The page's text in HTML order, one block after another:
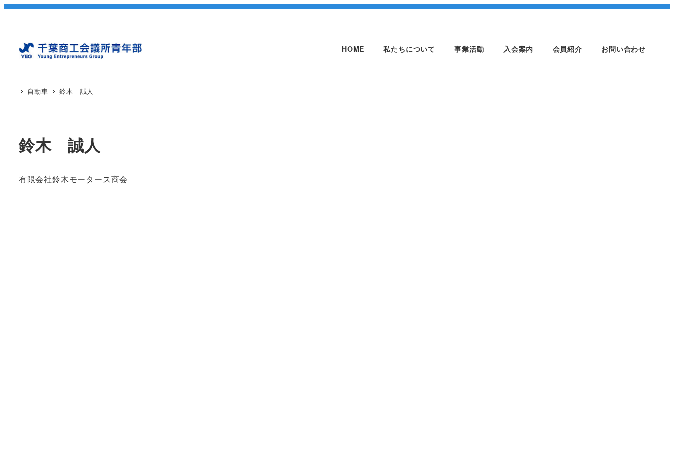
HOME 私たちについて 事業活動 入会案内 会員紹介 お問い合わせ
自動車 鈴木 誠人
鈴木 誠人
有限会社鈴木モータース商会